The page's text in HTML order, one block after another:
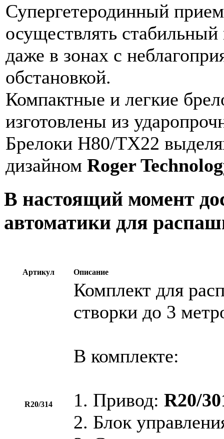
Супергетеродинный
осуществлять
даже в зонах с
обстановкой.
Компактные и легкие
изготовлены из
Брелоки H80/TX22
дизайном Roger
В настоящий момент
автоматики для
Артикул Описание
R20/314
Комплект для
створки до 3
В комплекте:
1. Привод: R20/
2. Блок